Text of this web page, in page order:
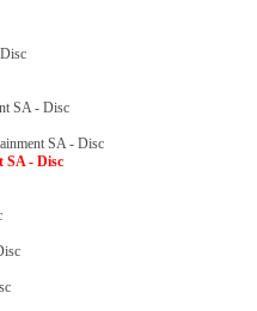
SA - Disc
SA - Disc
SA - Disc